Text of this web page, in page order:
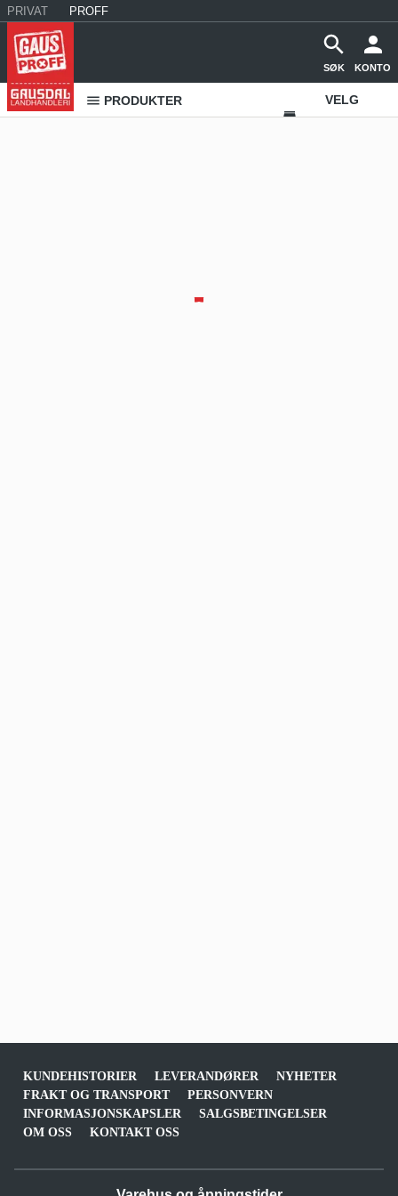
PRIVAT PROFF
SØK KONTO
PRODUKTER VELG
KUNDEHISTORIER LEVERANDØRER
NYHETER
FRAKT OG TRANSPORT
PERSONVERN
INFORMASJONSKAPSLER
SALGSBETINGELSER
OM OSS
KONTAKT OSS